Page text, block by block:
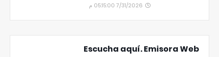
7/31/2026 05:15:00 م
Escucha aquí. Emisora Web